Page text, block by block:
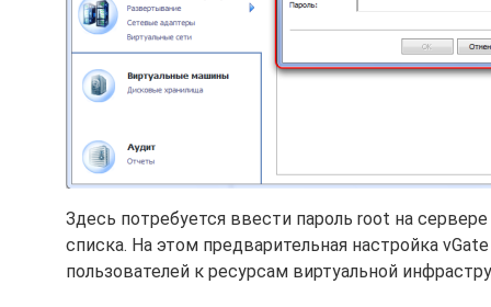
Здесь потребуется ввести пароль root на
списка. На этом предварительная настройка
пользователей к ресурсам виртуальной